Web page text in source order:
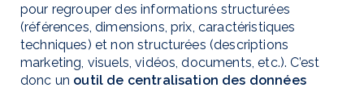
pour regrouper des informations structurées
(références, dimensions, prix, caractéristiques
techniques) et non structurées (descriptions
marketing, visuels, vidéos, documents, etc.). C’est
donc un outil de centralisation des données